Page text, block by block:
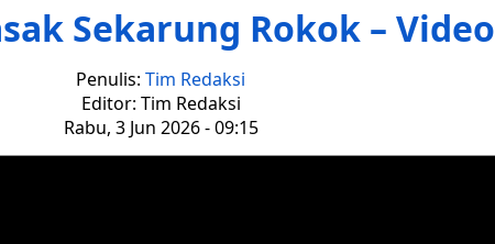
Sekarung Rokok – Video
Penulis: Tim Redaksi
Editor: Tim Redaksi
Rabu, 3 Jun 2026 - 09:15